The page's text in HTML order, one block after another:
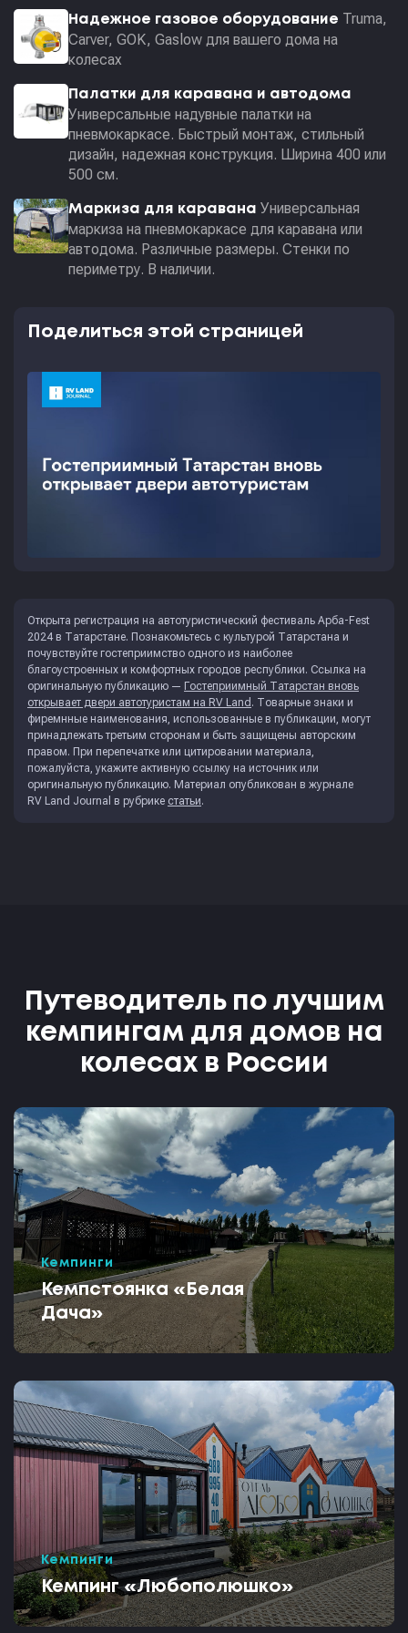
Надежное газовое оборудование Truma,
Carver, GOK, Gaslow для вашего дома на
колесах
Палатки для каравана и автодома
Универсальные надувные палатки на
пневмокаркасе. Быстрый монтаж, стильный
дизайн, надежная конструкция. Ширина 400 или
500 см.
Маркиза для каравана Универсальная
маркиза на пневмокаркасе для каравана или
автодома. Различные размеры. Стенки по
периметру. В наличии.
Поделиться этой страницей
Открыта регистрация на автотуристический фестиваль Арба-Fest
2024 в Татарстане. Познакомьтесь с культурой Татарстана и
почувствуйте гостеприимство одного из наиболее
благоустроенных и комфортных городов республики. Ссылка на
оригинальную публикацию — Гостеприимный Татарстан вновь
открывает двери автотуристам на RV Land . Товарные знаки и
фиремнные наименования, использованные в публикации, могут
принадлежать третьим сторонам и быть защищены авторским
правом. При перепечатке или цитировании материала,
пожалуйста, укажите активную ссылку на источник или
оригинальную публикацию. Материал опубликован в журнале
RV Land Journal в рубрике статьи.
Путеводитель по лучшим
кемпингам для домов на
колесах в России
Кемпинги
Кемпстоянка «Белая
Дача»
Кемпинги
Кемпинг «Любополюшко»